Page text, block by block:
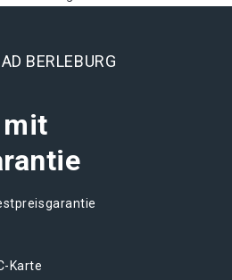
BERLEBURG
Karte